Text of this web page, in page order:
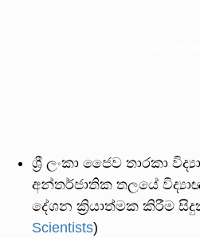
ශ්‍රී ලංකා ජෛව තාරකා
අන්තර්ජාතික තලයේ
දේශන ක්‍රියාත්මක කිරීම
Scientists)